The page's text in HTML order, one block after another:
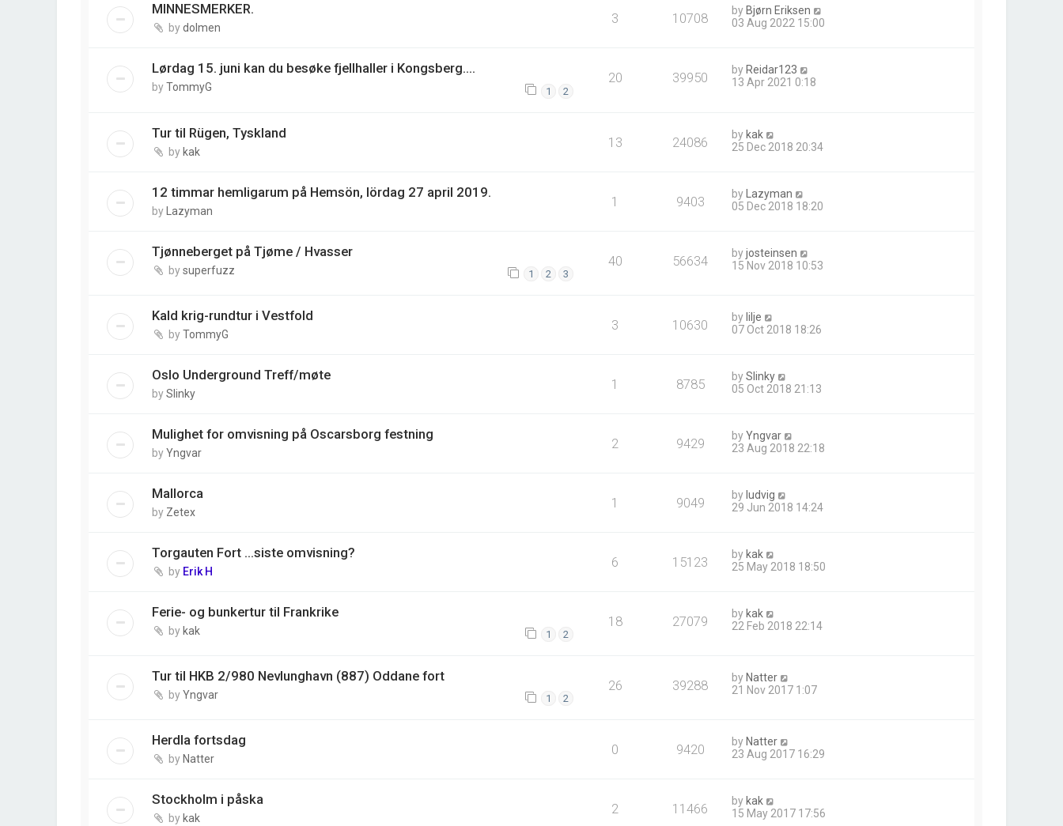
MINNESMERKER.
bydolmen
3 10708 by Bjørn Eriksen
03 Aug 2022 15:00
Lørdag 15. juni kan du besøke fjellhaller i Kongsberg....
byTommyG 1 2
20 39950 by Reidar123
13 Apr 2021 0:18
Tur til Rügen, Tyskland
bykak
13 24086 bykak
25 Dec 2018 20:34
12 timmar hemligarum på Hemsön, lördag 27 april 2019.
byLazyman
1 9403 byLazyman
05 Dec 2018 18:20
Tjønneberget på Tjøme / Hvasser
bysuperfuzz 1 2 3
40 56634 byjosteinsen
15 Nov 2018 10:53
Kald krig-rundtur i Vestfold
byTommyG
3 10630 by lilje
07 Oct 2018 18:26
Oslo Underground Treff/møte
bySlinky
1 8785 bySlinky
05 Oct 2018 21:13
Mulighet for omvisning på Oscarsborg festning
byYngvar
2 9429 byYngvar
23 Aug 2018 22:18
Mallorca
by Zetex
1 9049 by ludvig
29 Jun 2018 14:24
Torgauten Fort ...siste omvisning?
by Erik H
6 15123 by kak
25 May 2018 18:50
Ferie- og bunkertur til Frankrike
by kak 1 2
18 27079 by kak
22 Feb 2018 22:14
Tur til HKB 2/980 Nevlunghavn (887) Oddane fort
byYngvar 1 2
26 39288 by Natter
21 Nov 2017 1:07
Herdla fortsdag
by Natter
0 9420 by Natter
23 Aug 2017 16:29
Stockholm i påska
by kak
2 11466 by kak
15 May 2017 17:56